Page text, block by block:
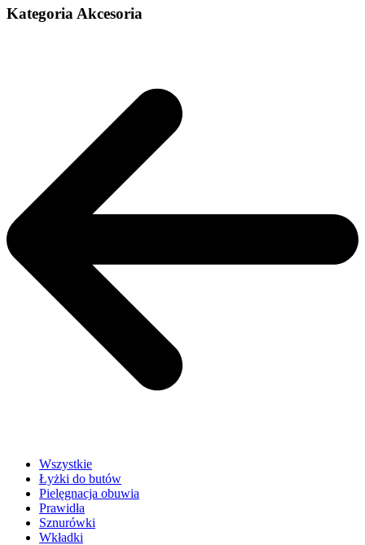
Kategoria Akcesoria
Wszystkie
Łyżki do butów
Pielęgnacja obuwia
Prawidła
Sznurówki
Wkładki